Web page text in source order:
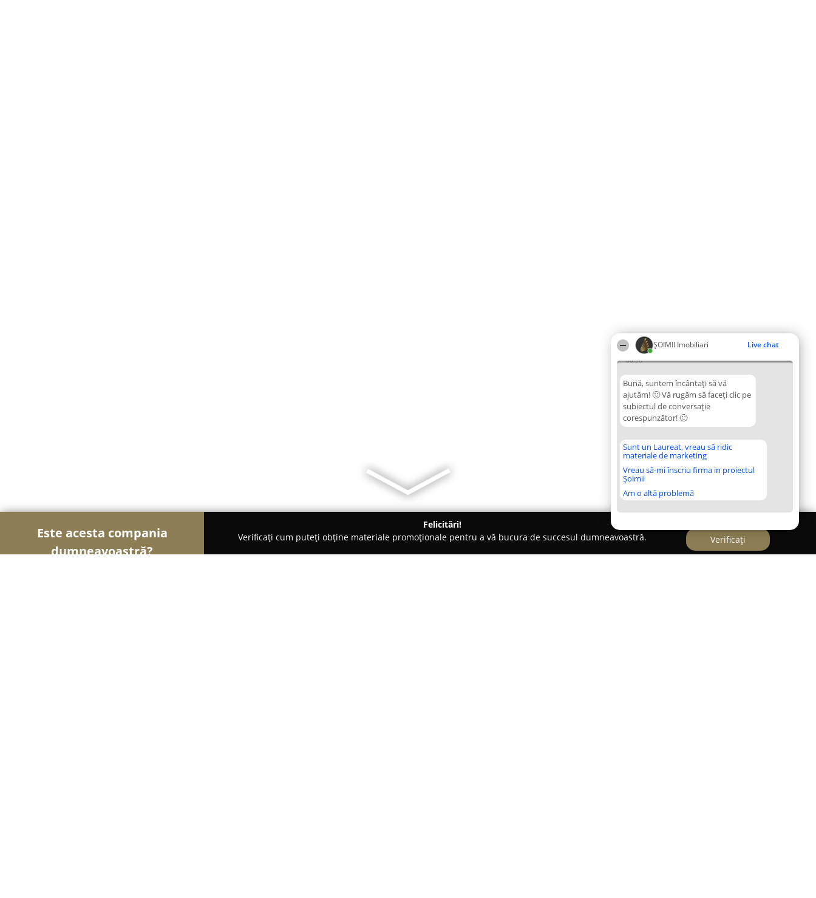
ȘOIMII Imobiliari Live chat
06:36
Bună, suntem încântați să vă
ajutăm! 🙂 Vă rugăm să faceți clic pe
subiectul de conversație
corespunzător! 🙂
Sunt un Laureat, vreau să ridic
materiale de marketing
Vreau să-mi înscriu firma in proiectul
Șoimii
Am o altă problemă
Este acesta compania
dumneavoastră?
Felicitări!
Verificați cum puteți obține materiale promoționale pentru a vă bucura de succesul dumneavoastră.
Verificați